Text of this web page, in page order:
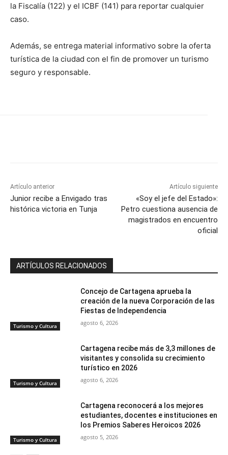
la Fiscalía (122) y el ICBF (141) para reportar cualquier
caso.
Además, se entrega material informativo sobre la oferta
turística de la ciudad con el fin de promover un turismo
seguro y responsable.
Artículo anterior
Junior recibe a Envigado tras
histórica victoria en Tunja
Artículo siguiente
«Soy el jefe del Estado»:
Petro cuestiona ausencia de
magistrados en encuentro
oficial
ARTÍCULOS RELACIONADOS
Turismo y Cultura
Concejo de Cartagena aprueba la
creación de la nueva Corporación de las
Fiestas de Independencia
agosto 6, 2026
Turismo y Cultura
Cartagena recibe más de 3,3 millones de
visitantes y consolida su crecimiento
turístico en 2026
agosto 6, 2026
Turismo y Cultura
Cartagena reconocerá a los mejores
estudiantes, docentes e instituciones en
los Premios Saberes Heroicos 2026
agosto 5, 2026